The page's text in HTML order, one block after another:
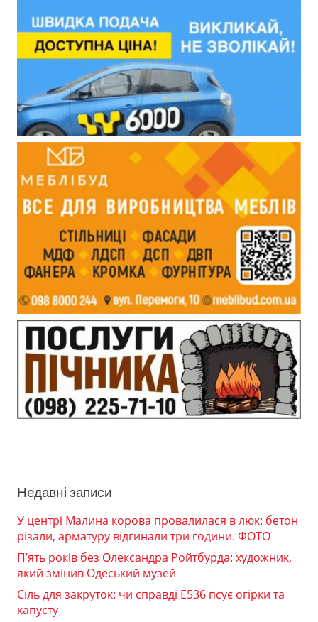
Недавні записи
У центрі Малина корова провалилася в люк: бетон
різали, арматуру відгинали три години. ФОТО
П’ять років без Олександра Ройтбурда: художник,
який змінив Одеський музей
Сіль для закруток: чи справді Е536 псує огірки та
капусту